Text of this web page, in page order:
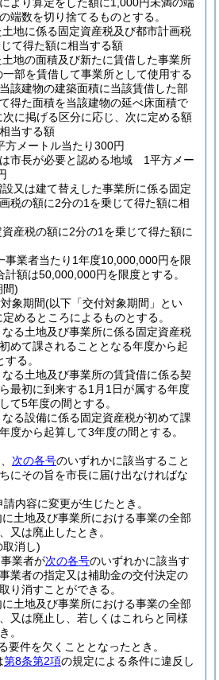
端数を切り捨てるものとする。
地に係る固定資産税及び都市計画税
て得た額に相当する額
地の面積及び新たに賃借した事業所
一部を賃借して事業所として使用する
該建物の建築面積に当該賃借した部
得た面積を当該建物の延べ床面積で
次に掲げる区分に応じ、次に定める額
当する額
メートル当たり300円
市長が必要と認める地域 1平方メー
又は建て替えした事業所に係る固定
税の額に2分の1を乗じて得た額に相
産税の額に2分の1を乗じて得た額に
事業者当たり1年度10,000,000円を限
計額は50,000,000円を限度とする。
間)
象期間(以下「交付対象期間」とい
定めるところによるものとする。
る土地及び事業所に係る固定資産税
めて課されることとなる年度から起
る。
る土地及び事業所の賃貸借に係る契
最初に到来する1月1日が属する年度
て5年度の間とする。
る設備に係る固定資産税が初めて課
度から起算して3年度の間とする。
次の各号のいずれかに該当すること
にその旨を市長に届け出なければな
請内容に変更が生じたとき。
土地及び事業所における事業の全部
又は廃止したとき。
取消し)
業者が次の各号のいずれかに該当す
業者の指定又は補助金の交付決定の
り消すことができる。
土地及び事業所における事業の全部
又は廃止し、若しくはこれらと同様
。
要件を欠くこととなったとき。
第8条第2項の規定による条件に違反し